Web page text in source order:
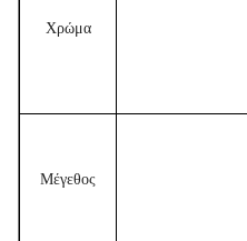
Χρώμα
Μέγεθος